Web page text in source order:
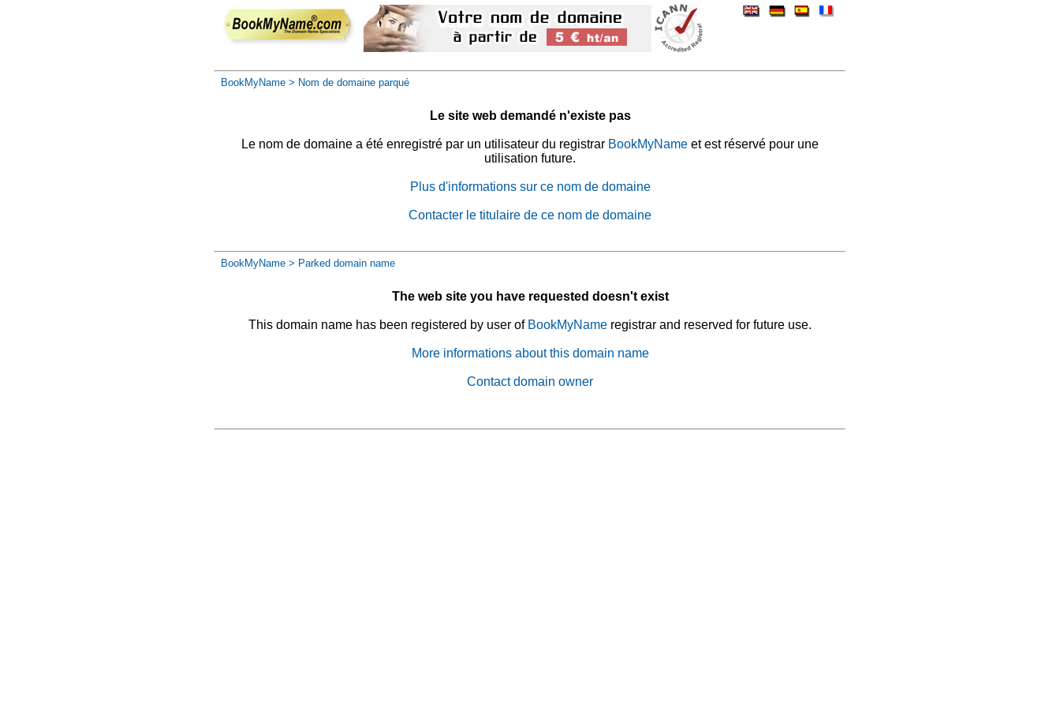
BookMyName > Nom de domaine parqué
Le site web demandé n'existe pas
Le nom de domaine a été enregistré par un utilisateur du registrar BookMyName et est réservé pour une
utilisation future.
Plus d'informations sur ce nom de domaine
Contacter le titulaire de ce nom de domaine
BookMyName > Parked domain name
The web site you have requested doesn't exist
This domain name has been registered by user of BookMyName registrar and reserved for future use.
More informations about this domain name
Contact domain owner